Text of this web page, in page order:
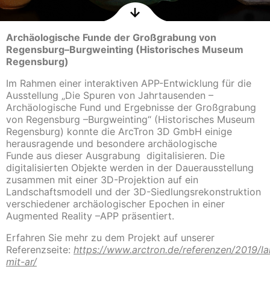
Archäologische Funde der Großgrabung von
Regensburg–Burgweinting (Historisches Museum
Regensburg)
Im Rahmen einer interaktiven APP-Entwicklung für die
Ausstellung „Die Spuren von Jahrtausenden –
Archäologische Fund und Ergebnisse der Großgrabung
von Regensburg –Burgweinting“ (Historisches Museum
Regensburg) konnte die ArcTron 3D GmbH einige
herausragende und besondere archäologische
Funde aus dieser Ausgrabung digitalisieren. Die
digitalisierten Objekte werden in der Dauerausstellung
zusammen mit einer 3D-Projektion auf ein
Landschaftsmodell und der 3D-Siedlungsrekonstruktion
verschiedener archäologischer Epochen in einer
Augmented Reality –APP präsentiert.
Erfahren Sie mehr zu dem Projekt auf unserer
Referenzseite: https://www.arctron.de/referenzen/2019/
mit-ar/